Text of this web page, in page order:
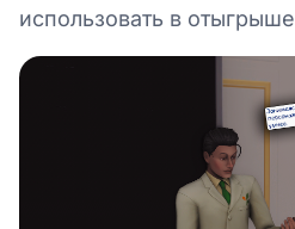
использовать в